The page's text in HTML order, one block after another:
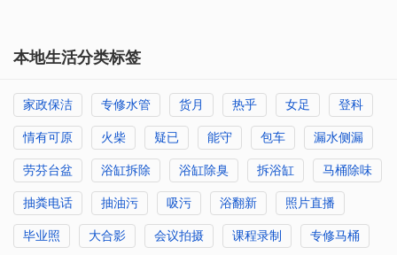
本地生活分类标签
家政保洁 专修水管 货月 热乎 女足 登科
情有可原 火柴 疑已 能守 包车 漏水侧漏
劳芬台盆 浴缸拆除 浴缸除臭 拆浴缸 马桶除味
抽粪电话 抽油污 吸污 浴翻新 照片直播
毕业照 大合影 会议拍摄 课程录制 专修马桶